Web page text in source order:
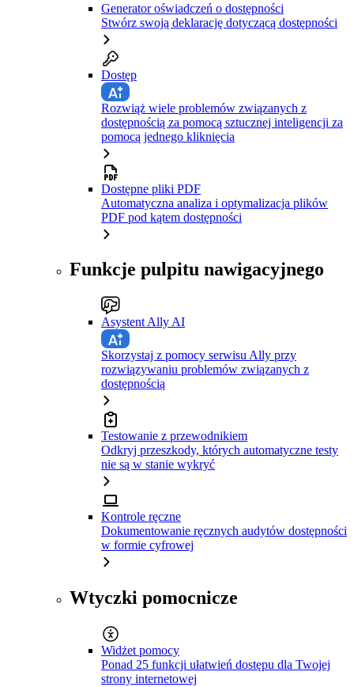
Generator oświadczeń o dostępności
Stwórz swoją deklarację dotyczącą dostępności
Dostęp
Rozwiąż wiele problemów związanych z
dostępnością za pomocą sztucznej inteligencji za
pomocą jednego kliknięcia
Dostępne pliki PDF
Automatyczna analiza i optymalizacja plików
PDF pod kątem dostępności
Funkcje pulpitu nawigacyjnego
Asystent Ally AI
Skorzystaj z pomocy serwisu Ally przy
rozwiązywaniu problemów związanych z
dostępnością
Testowanie z przewodnikiem
Odkryj przeszkody, których automatyczne testy
nie są w stanie wykryć
Kontrole ręczne
Dokumentowanie ręcznych audytów dostępności
w formie cyfrowej
Wtyczki pomocnicze
Widżet pomocy
Ponad 25 funkcji ułatwień dostępu dla Twojej
strony internetowej